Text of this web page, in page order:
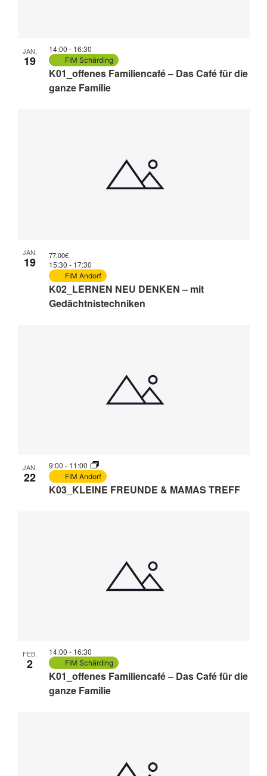
JAN.
19
K01_offenes Familiencafé – Das Café für die
ganze Familie
14:00 - 16:30
FIM Schärding
JAN.
19
K02_LERNEN NEU DENKEN – mit
Gedächtnistechniken
15:30 - 17:30
FIM Andorf
77,00€
JAN.
22
K03_KLEINE FREUNDE & MAMAS TREFF
9:00 - 11:00
FIM Andorf
FEB.
2
K01_offenes Familiencafé – Das Café für die
ganze Familie
14:00 - 16:30
FIM Schärding